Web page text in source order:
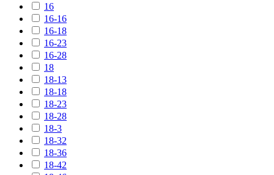
16
16-16
16-18
16-23
16-28
18
18-13
18-18
18-23
18-28
18-3
18-32
18-36
18-42